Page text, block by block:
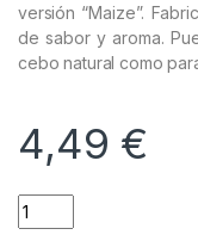
versión “Maize”.
de sabor y aroma.
cebo natural como
4,49 €